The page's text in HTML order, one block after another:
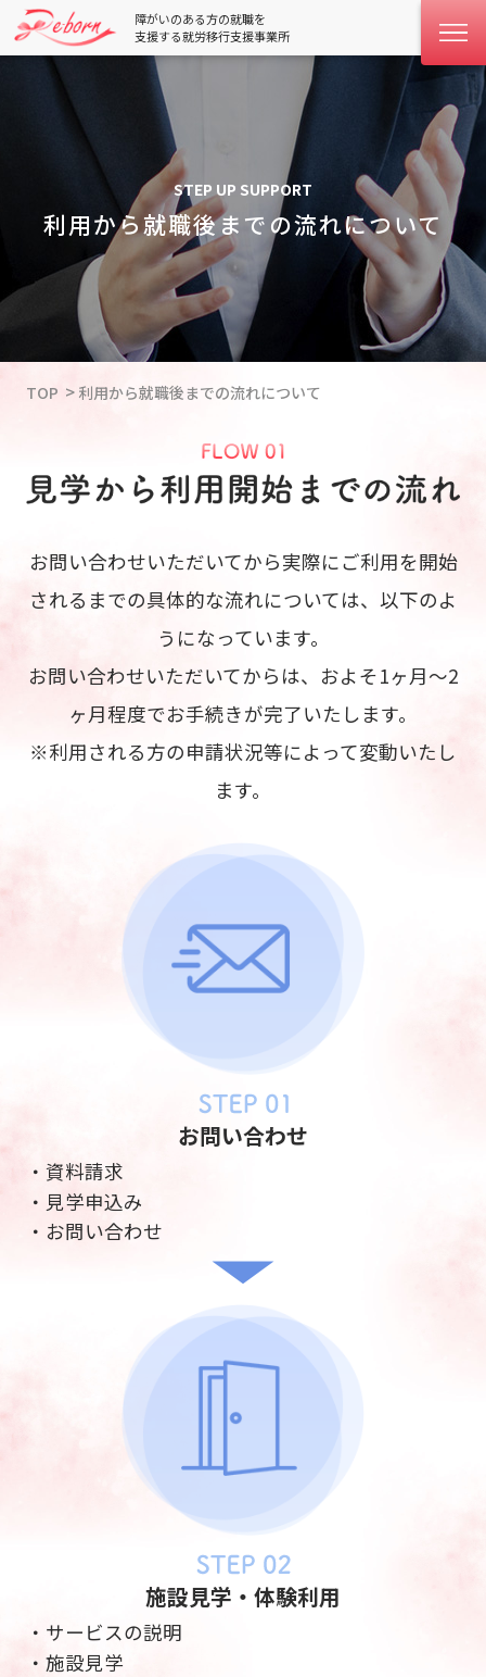
障がいのある方の就職を
支援する就労移行支援事業所
STEP UP SUPPORT
利用から就職後までの流れについて
TOP 利用から就職後までの流れについて
お問い合わせいただいてから実際にご利用を開始
されるまでの具体的な流れについては、以下のよ
うになっています。
お問い合わせいただいてからは、およそ1ヶ月～2
ヶ月程度でお手続きが完了いたします。
※利用される方の申請状況等によって変動いたし
ます。
お問い合わせ
・資料請求
・見学申込み
・お問い合わせ
施設見学・体験利用
・サービスの説明
・施設見学